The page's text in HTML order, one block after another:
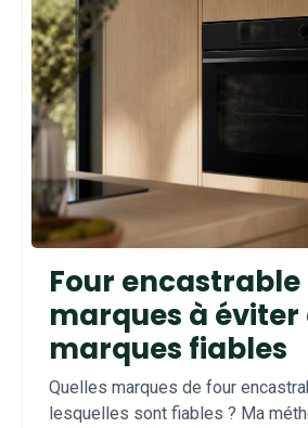
Four encastrable
marques à éviter
marques fiables
Quelles marques de four
lesquelles sont fiables ? Ma